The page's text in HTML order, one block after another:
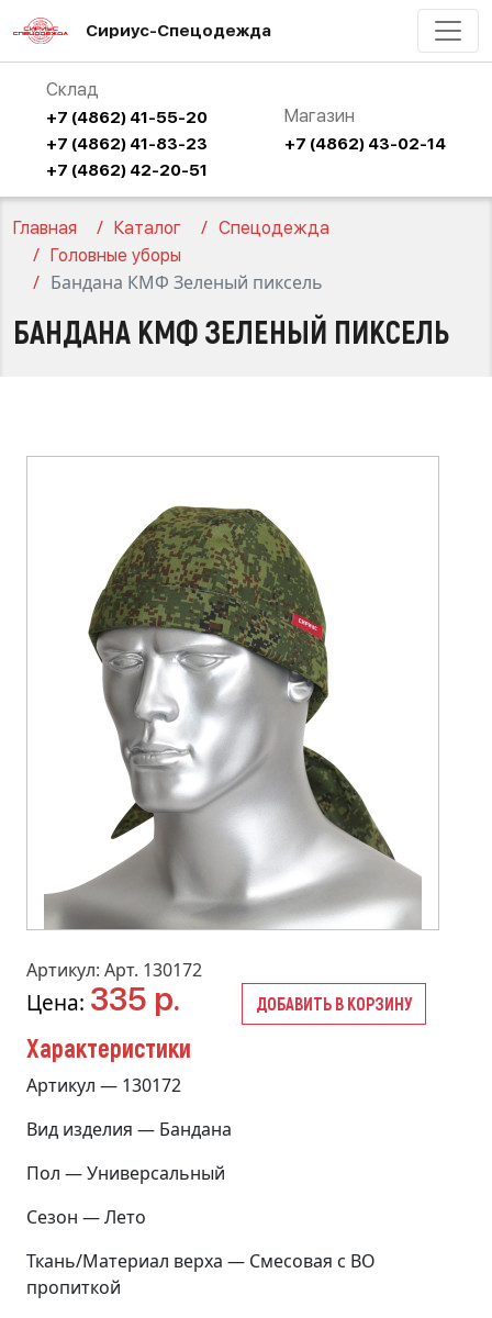
Сириус-Спецодежда
Склад
+7 (4862) 41-55-20
+7 (4862) 41-83-23
+7 (4862) 42-20-51
Магазин
+7 (4862) 43-02-14
Главная Каталог
Спецодежда
Головные уборы
Бандана КМФ Зеленый пиксель
БАНДАНА КМФ ЗЕЛЕНЫЙ ПИКСЕЛЬ
Артикул: Арт. 130172
Цена: 335 р. ДОБАВИТЬ В КОРЗИНУ
Характеристики
Артикул — 130172
Вид изделия — Бандана
Пол — Универсальный
Сезон — Лето
Ткань/Материал верха — Смесовая с ВО
пропиткой